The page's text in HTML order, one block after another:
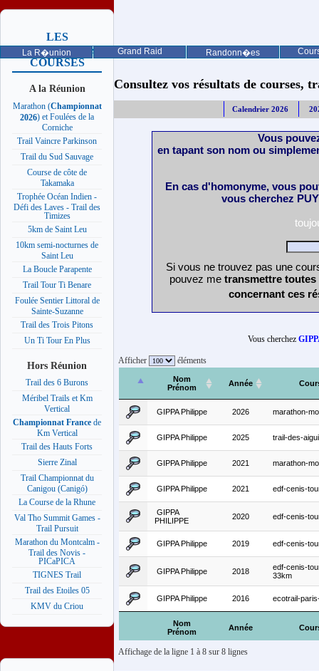
La R�union Grand Raid Randonn�es
LES
PROCHAINES
COURSES
A la Réunion
Marathon (Championnat
2026) et Foulées de la
Corniche
Trail Vaincre Parkinson
Trail du Sud Sauvage
Course de côte de
Takamaka
Trophée Océan Indien -
Défi des Laves - Trail des
Timizes
5km de Saint Leu
10km semi-nocturnes de
Saint Leu
La Boucle Parapente
Trail Tour Ti Benare
Foulée Sentier Littoral de
Sainte-Suzanne
Trail des Trois Pitons
Un Ti Tour En Plus
Hors Réunion
Trail des 6 Burons
Méribel Trails et Km
Vertical
Championnat France de
Km Vertical
Trail des Hauts Forts
Sierre Zinal
Trail Championnat du
Canigou (Canigó)
La Course de la Rhune
Val Tho Summit Games -
Trail Pursuit
Marathon du Montcalm -
Trail des Novis -
PICaPICA
TIGNES Trail
Trail des Etoiles 05
KMV du Criou
Consultez vos résultats de courses,
Calendrier 2026
Vous
en tapant son nom ou
En cas d'homonyme, vous
vous cherchez
Si vous ne trouvez pas une
pouvez me transmettre
concernant ces
Vous cherchez
Afficher éléments
Nom
Prénom
Année
Nom
Prénom
Année
GIPPA Philippe 2026 marathon-
GIPPA Philippe 2025 trail-des-
GIPPA Philippe 2021 marathon-
GIPPA Philippe 2021 edf-cenis-
GIPPA
PHILIPPE
2020 edf-cenis-
GIPPA Philippe 2019 edf-cenis-
GIPPA Philippe 2018
edf-cenis-
33km
GIPPA Philippe 2016 ecotrail-
Affichage de la ligne 1 à 8 sur 8 lignes